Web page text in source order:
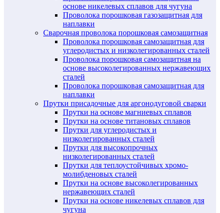
основе никелевых сплавов для чугуна
Проволока порошковая газозащитная для
наплавки
Сварочная проволока порошковая самозащитная
Проволока порошковая самозащитная для
углеродистых и низколегированных сталей
Проволока порошковая самозащитная на
основе высоколегированных нержавеющих
сталей
Проволока порошковая самозащитная для
наплавки
Прутки присадочные для аргонодуговой сварки
Прутки на основе магниевых сплавов
Прутки на основе титановых сплавов
Прутки для углеродистых и
низколегированных сталей
Прутки для высокопрочных
низколегированных сталей
Прутки для теплоустойчивых хромо-
молибденовых сталей
Прутки на основе высоколегированных
нержавеющих сталей
Прутки на основе никелевых сплавов для
чугуна